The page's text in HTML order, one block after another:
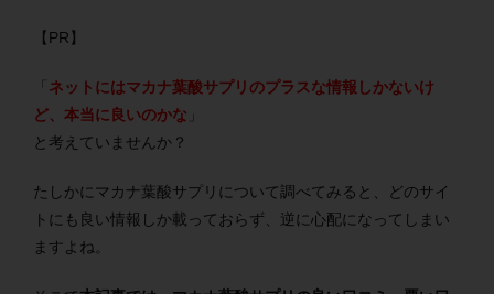
【PR】
ネットにはマカナ葉酸サプリのプラスな情報しかないけ
ど、本当に良いのかな
と考えていませんか？
たしかにマカナ葉酸サプリについて調べてみると、どのサイ
トにも良い情報しか載っておらず、逆に心配になってしまい
ますよね。